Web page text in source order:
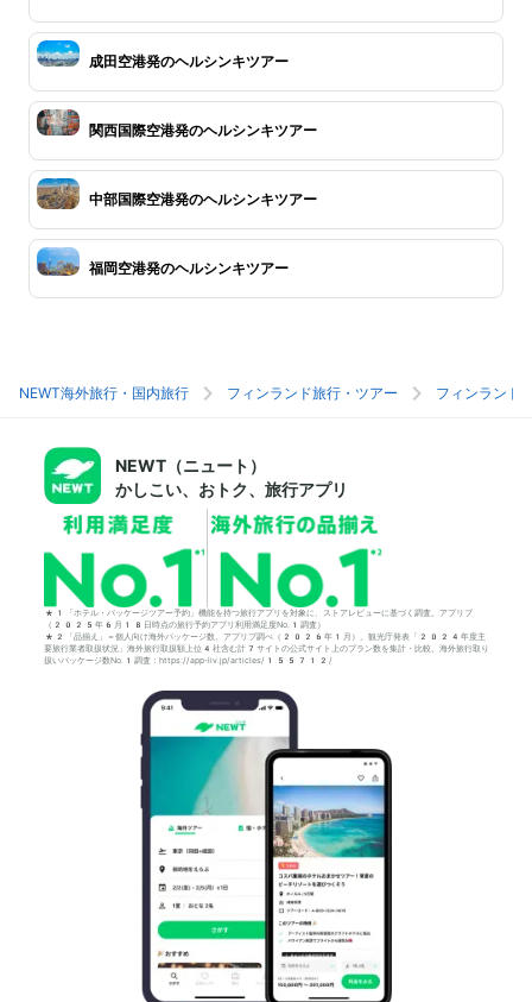
成田空港発のヘルシンキツアー
関西国際空港発のヘルシンキツアー
中部国際空港発のヘルシンキツアー
福岡空港発のヘルシンキツアー
NEWT海外旅行・国内旅行 フィンランド旅行・ツアー フィンランド
NEWT（ニュート）
かしこい、おトク、旅行アプリ
*1「ホテル・パッケージツアー予約」機能を持つ旅行アプリを対象に、ストアレビューに基づく調査。アプリブ
（2025年6月18日時点の旅行予約アプリ利用満足度No.1調査）
*2「品揃え」＝個人向け海外パッケージ数。アプリブ調べ（2026年1月）。観光庁発表「2024年度主
要旅行業者取扱状況」海外旅行取扱額上位4社含む計7サイトの公式サイト上のプラン数を集計・比較。海外旅行取り
扱いパッケージ数No.1調査：https://app-liv.jp/articles/155712/